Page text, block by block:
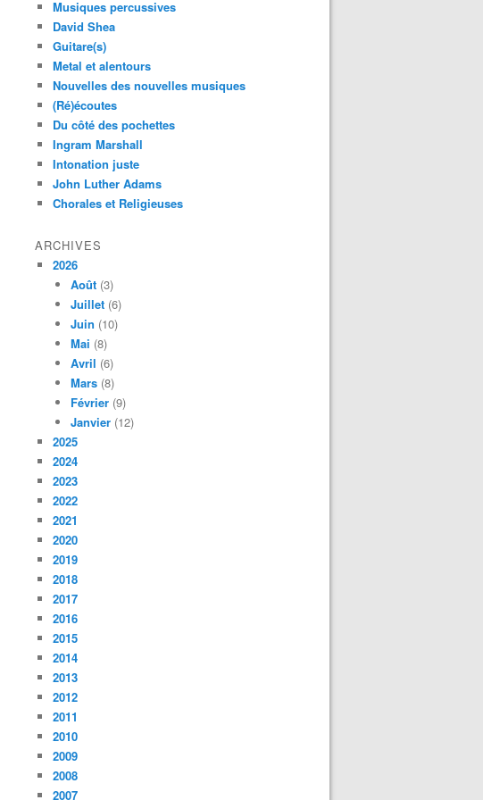
Musiques percussives
David Shea
Guitare(s)
Metal et alentours
Nouvelles des nouvelles musiques
(Ré)écoutes
Du côté des pochettes
Ingram Marshall
Intonation juste
John Luther Adams
Chorales et Religieuses
ARCHIVES
2026
Août (3)
Juillet (6)
Juin (10)
Mai (8)
Avril (6)
Mars (8)
Février (9)
Janvier (12)
2025
2024
2023
2022
2021
2020
2019
2018
2017
2016
2015
2014
2013
2012
2011
2010
2009
2008
2007